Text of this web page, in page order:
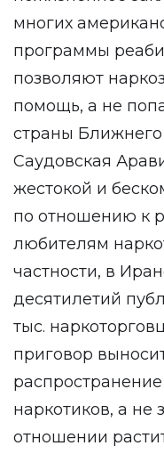
многих
программы
позволяют
помощь, а не
страны Ближнего
Саудовская
жестокой и
по отношению к
любителям
частности, в
десятилетий
тыс.
приговор
наркотиков, а не
отношении